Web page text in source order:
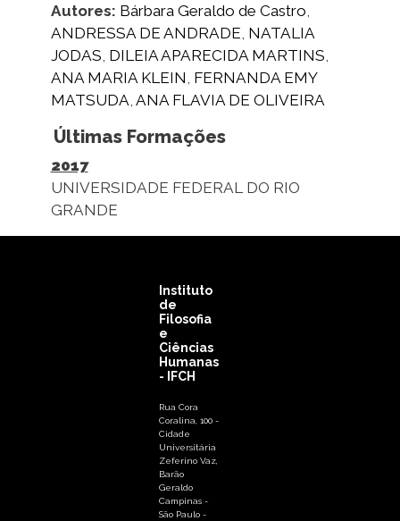
Autores: Bárbara Geraldo de Castro
ANDRESSA DE ANDRADE NATALIA
JODAS DILEIA APARECIDA MARTINS
ANA MARIA KLEIN FERNANDA EMY
MATSUDA ANA FLAVIA DE OLIVEIRA
Últimas Formações
2017
UNIVERSIDADE FEDERAL DO RIO
GRANDE
Instituto
de
Filosofia
e
Ciências
Humanas
- IFCH
Rua Cora
Coralina, 100 -
Cidade
Universitária
Zeferino Vaz,
Barão
Geraldo
Campinas -
São Paulo -